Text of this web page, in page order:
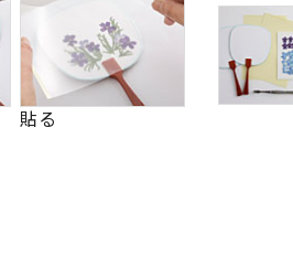
貼る